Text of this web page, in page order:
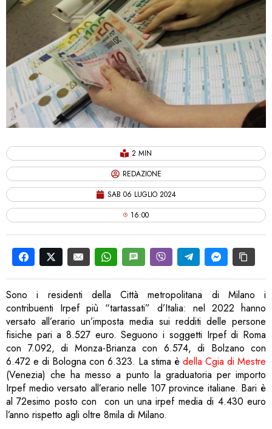
2 MIN
REDAZIONE
SAB 06 LUGLIO 2024
16:00
Sono i residenti della Città metropolitana di Milano i
contribuenti Irpef più “tartassati” d’Italia: nel 2022 hanno
versato all’erario un’imposta media sui redditi delle persone
fisiche pari a 8.527 euro. Seguono i soggetti Irpef di Roma
con 7.092, di Monza-Brianza con 6.574, di Bolzano con
6.472 e di Bologna con 6.323. La stima è della Cgia di Mestre
(Venezia) che ha messo a punto la graduatoria per importo
Irpef medio versato all’erario nelle 107 province italiane. Bari è
al 72esimo posto con con un una irpef media di 4.430 euro
l’anno rispetto agli oltre 8mila di Milano.